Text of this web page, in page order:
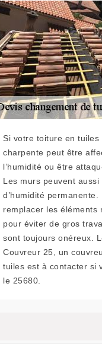
Si votre toiture en tuiles
charpente peut être
l’humidité ou être
Les murs peuvent aussi
d’humidité
remplacer les éléments
pour éviter de gros
sont toujours onéreux.
Couvreur 25, un
tuiles est à contacter si
le 25680.